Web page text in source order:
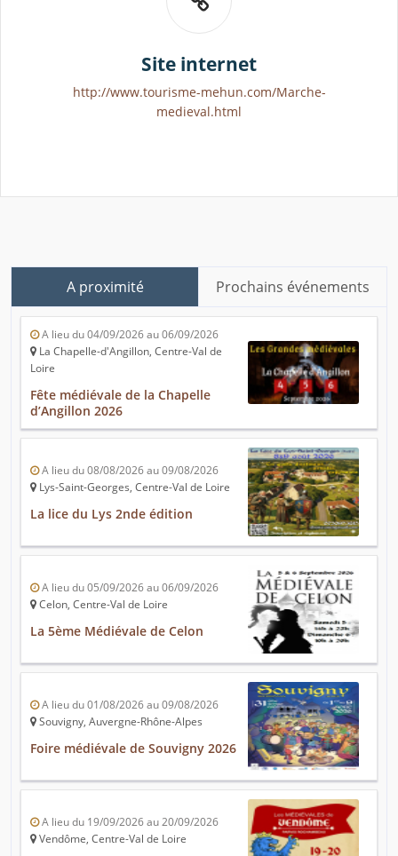
Site internet
http://www.tourisme-mehun.com/Marche-
medieval.html
A proximité Prochains événements
A lieu du 04/09/2026 au 06/09/2026
La Chapelle-d'Angillon, Centre-Val de
Loire
Fête médiévale de la Chapelle
d’Angillon 2026
A lieu du 08/08/2026 au 09/08/2026
Lys-Saint-Georges, Centre-Val de Loire
La lice du Lys 2nde édition
A lieu du 05/09/2026 au 06/09/2026
Celon, Centre-Val de Loire
La 5ème Médiévale de Celon
A lieu du 01/08/2026 au 09/08/2026
Souvigny, Auvergne-Rhône-Alpes
Foire médiévale de Souvigny 2026
A lieu du 19/09/2026 au 20/09/2026
Vendôme, Centre-Val de Loire